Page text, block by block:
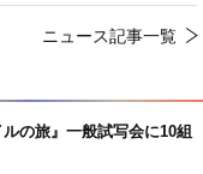
ニュース記事一覧
の旅』一般試写会に10組